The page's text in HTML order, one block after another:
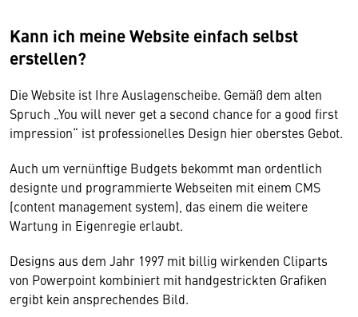
Kann ich meine Website einfach selbst
erstellen?
Die Website ist Ihre Auslagenscheibe. Gemäß dem alten
Spruch „You will never get a second chance for a good first
impression“ ist professionelles Design hier oberstes Gebot.
Auch um vernünftige Budgets bekommt man ordentlich
designte und programmierte Webseiten mit einem CMS
(content management system), das einem die weitere
Wartung in Eigenregie erlaubt.
Designs aus dem Jahr 1997 mit billig wirkenden Cliparts
von Powerpoint kombiniert mit handgestrickten Grafiken
ergibt kein ansprechendes Bild.